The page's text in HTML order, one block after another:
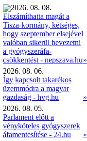
2026. 08. 08.
Elszámíthatta magát a
Tisza-kormány, kétséges,
hogy szeptember elsejével
valóban sikerül bevezetni
a gyógyszeráfa-
csökkentést - nepszava.hu»
2026. 08. 06.
Így kapcsolt takarékos
üzemmódra a magyar
gazdaság - hvg.hu
»
2026. 08. 05.
Parlament előtt a
vényköteles gyógyszerek
áfamentesítése - 24.hu
»